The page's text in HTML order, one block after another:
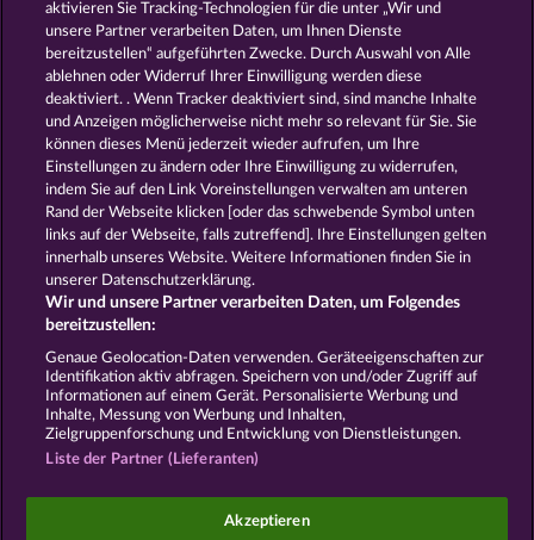
Total Eclipse Sticky Diamonds
3 Golden Cherries Fancy Fruits RoAR
AGB Datenschutz und Cookie Richtlinien
Impressum
Widerruf einreichen
Social Casino Spiele dienen der reinen Unterhaltung
aktivieren Sie Tracking-Technologien für die unter „Wir und
unsere Partner verarbeiten Daten, um Ihnen Dienste
bereitzustellen“ aufgeführten Zwecke. Durch Auswahl von Alle
ablehnen oder Widerruf Ihrer Einwilligung werden diese
deaktiviert. . Wenn Tracker deaktiviert sind, sind manche Inhalte
und Anzeigen möglicherweise nicht mehr so ​​relevant für Sie. Sie
können dieses Menü jederzeit wieder aufrufen, um Ihre
Einstellungen zu ändern oder Ihre Einwilligung zu widerrufen,
indem Sie auf den Link Voreinstellungen verwalten am unteren
Rand der Webseite klicken [oder das schwebende Symbol unten
links auf der Webseite, falls zutreffend]. Ihre Einstellungen gelten
innerhalb unseres Website. Weitere Informationen finden Sie in
unserer Datenschutzerklärung.
Wir und unsere Partner verarbeiten Daten, um Folgendes
bereitzustellen:
Genaue Geolocation-Daten verwenden. Geräteeigenschaften zur
Identifikation aktiv abfragen. Speichern von und/oder Zugriff auf
Informationen auf einem Gerät. Personalisierte Werbung und
Inhalte, Messung von Werbung und Inhalten,
Zielgruppenforschung und Entwicklung von Dienstleistungen.
Liste der Partner (Lieferanten)
Akzeptieren